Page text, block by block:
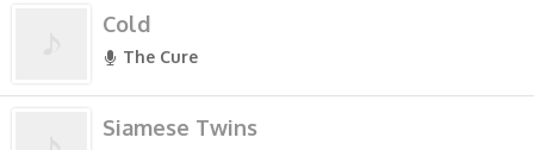
Cold
The Cure
Siamese Twins